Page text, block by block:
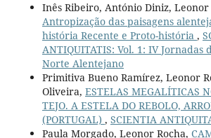
Inês Ribeiro, António Diniz, Leonor
Antropização das paisagens
história Recente e Proto-história ,
ANTIQUITATIS: Vol. 1: IV
Norte Alentejano
Primitiva Bueno Ramírez, Leonor
Oliveira, ESTELAS MEGALÍTICAS
TEJO. A ESTELA DO REBOLO,
(PORTUGAL) , SCIENTIA
Paula Morgado, Leonor Rocha,